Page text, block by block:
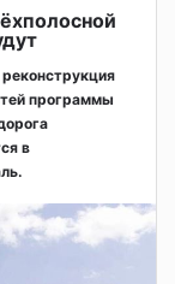
программы
в